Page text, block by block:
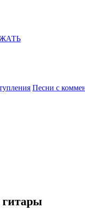
Песни с